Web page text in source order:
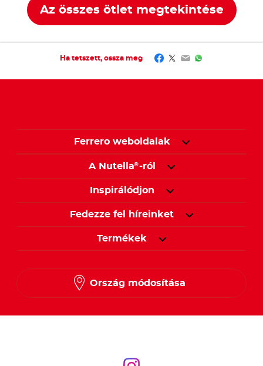
Az összes ötlet megtekintése
Ha tetszett, ossza meg Facebook
Twitter
EmailWhatsApp
Ferrero weboldalak
A Nutella®-ról
Inspirálódjon
Fedezze fel híreinket
Termékek
Ország módosítása